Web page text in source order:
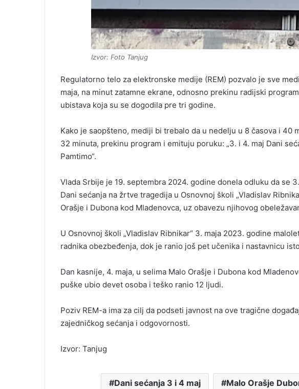
Izvor: Foto Tanjug
Regulatorno telo za elektronske medije (REM) pozvalo je sve
maja, na minut zatamne ekrane, odnosno prekinu radijski
ubistava koja su se dogodila pre tri godine.
Kako je saopšteno, mediji bi trebalo da u nedelju u 8 časova i 40
32 minuta, prekinu program i emituju poruku: „3. i 4. maj Dani
Pamtimo“.
Vlada Srbije je 19. septembra 2024. godine donela odluku da se
Dani sećanja na žrtve tragedija u Osnovnoj školi „Vladislav
Orašje i Dubona kod Mladenovca, uz obavezu njihovog
U Osnovnoj školi „Vladislav Ribnikar“ 3. maja 2023. godine
radnika obezbeđenja, dok je ranio još pet učenika i nastavnicu
Dan kasnije, 4. maja, u selima Malo Orašje i Dubona kod
puške ubio devet osoba i teško ranio 12 ljudi.
Poziv REM-a ima za cilj da podseti javnost na ove tragične
zajedničkog sećanja i odgovornosti.
Izvor: Tanjug
Dani sećanja 3 i 4 maj Malo Orašje